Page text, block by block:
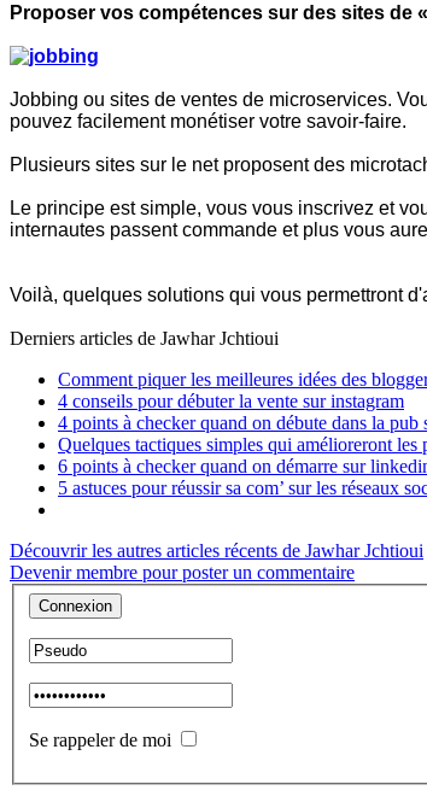
Proposer vos compétences sur des sites de
Jobbing ou sites de ventes de microservices.
pouvez facilement monétiser votre savoir-faire.
Plusieurs sites sur le net proposent des
Le principe est simple, vous vous inscrivez et
internautes passent commande et plus vous
Voilà, quelques solutions qui vous permettront
Derniers articles de Jawhar Jchtioui
Comment piquer les meilleures idées des
4 conseils pour débuter la vente sur instagram
4 points à checker quand on débute dans la pub
Quelques tactiques simples qui amélioreront
6 points à checker quand on démarre sur
5 astuces pour réussir sa com’ sur les réseaux
Découvrir les autres articles récents de Jawhar Jchtioui
Devenir membre pour poster un commentaire
Se rappeler de moi